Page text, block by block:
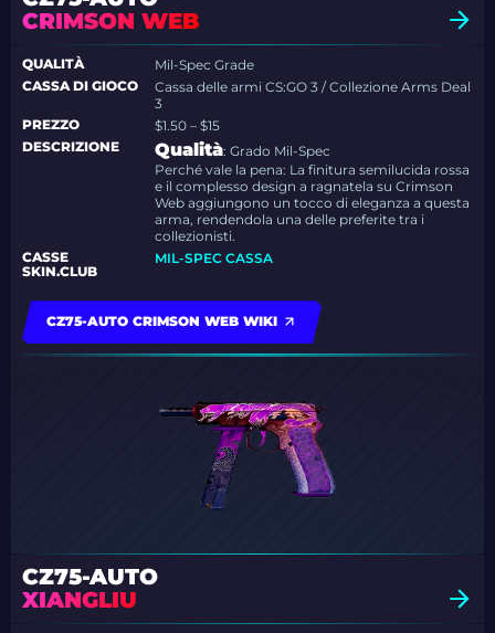
CRIMSON WEB
QUALITÀ
Mil-Spec Grade
CASSA DI GIOCO
Cassa delle armi CS:GO 3 / Collezione Arms Deal
3
PREZZO
$1.50 – $15
DESCRIZIONE
Qualità: Grado Mil-Spec
Perché vale la pena: La finitura semilucida rossa
e il complesso design a ragnatela su Crimson
Web aggiungono un tocco di eleganza a questa
arma, rendendola una delle preferite tra i
collezionisti.
CASSE
SKIN.CLUB
MIL-SPEC CASSA
CZ75-AUTO CRIMSON WEB WIKI
CZ75-AUTO
XIANGLIU